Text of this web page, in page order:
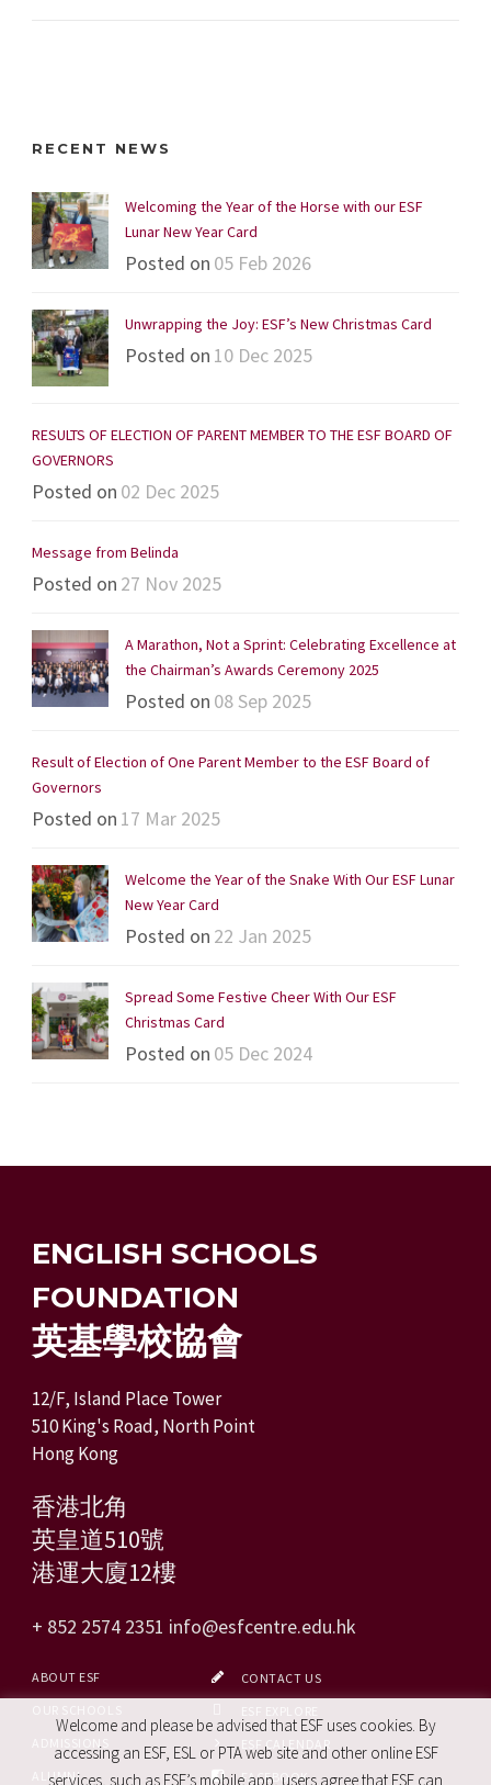
RECENT NEWS
Welcoming the Year of the Horse with our ESF
Lunar New Year Card
Posted on 05 Feb 2026
Unwrapping the Joy: ESF’s New Christmas Card
Posted on 10 Dec 2025
RESULTS OF ELECTION OF PARENT MEMBER TO THE ESF BOARD OF
GOVERNORS
Posted on 02 Dec 2025
Message from Belinda
Posted on 27 Nov 2025
A Marathon, Not a Sprint: Celebrating Excellence at
the Chairman’s Awards Ceremony 2025
Posted on 08 Sep 2025
Result of Election of One Parent Member to the ESF Board of
Governors
Posted on 17 Mar 2025
Welcome the Year of the Snake With Our ESF Lunar
New Year Card
Posted on 22 Jan 2025
Spread Some Festive Cheer With Our ESF
Christmas Card
Posted on 05 Dec 2024
ENGLISH SCHOOLS
FOUNDATION
英基學校協會
12/F, Island Place Tower
510 King's Road, North Point
Hong Kong
香港北角
英皇道510號
港運大廈12樓
+ 852 2574 2351 info@esfcentre.edu.hk
ABOUT ESF
ALUMNI
CONTACT US
ESF CALENDAR
FACEBOOK
Welcome and please be advised that ESF uses cookies. By
accessing an ESF, ESL or PTA web site and other online ESF
services, such as ESF’s mobile app, users agree that ESF can